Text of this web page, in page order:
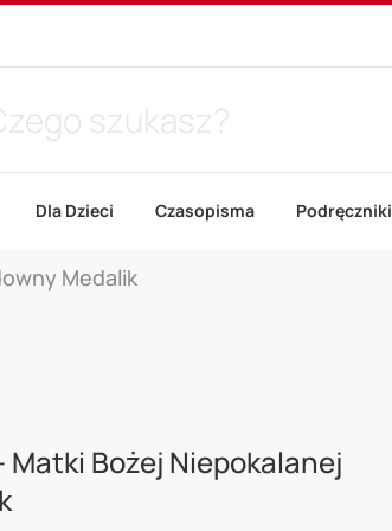
Dla Dzieci Czasopisma Podręczniki
Medalik
Bożej Niepokalanej